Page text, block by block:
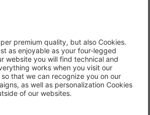
Engin hveiti né soja